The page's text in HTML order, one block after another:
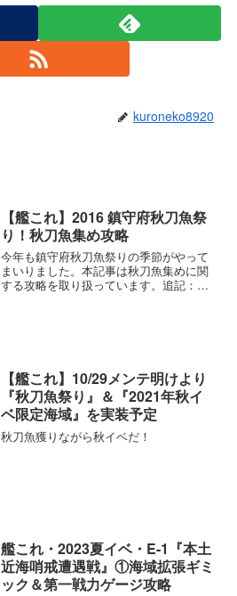
kuroneko8920
【艦これ】2016 鎮守府秋刀魚祭
り！秋刀魚集め攻略
今年も鎮守府秋刀魚祭りの季節がやって
まいりました。本記事は秋刀魚集めに関
する攻略を取り扱っています。追記：お
【艦これ】10/29メンテ明けより
『秋刀魚祭り』＆『2021年秋イ
ベ限定海域』を実装予定
秋刀魚獲りながら秋イベだ！
艦これ・2023夏イベ・E-1『本土
近海哨戒遭遇戦』①海域拡張ギミ
ック＆第一戦力ゲージ攻略